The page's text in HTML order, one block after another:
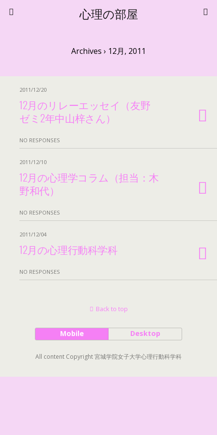
心理の部屋
Archives › 12月, 2011
2011/12/20
12月のリレーエッセイ（友野
ゼミ2年中山梓さん）
NO RESPONSES
2011/12/10
12月の心理学コラム（担当：木
野和代）
NO RESPONSES
2011/12/04
12月の心理行動科学科
NO RESPONSES
Back to top
Mobile Desktop
All content Copyright 宮城学院女子大学心理行動科学科